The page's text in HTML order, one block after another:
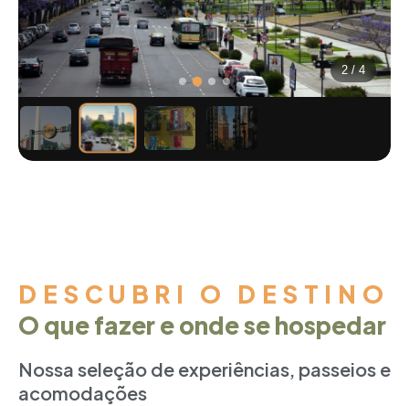
2/4
DESCUBRI O DESTINO
O que fazer e onde se hospedar
Nossa seleção de experiências, passeios e
acomodações